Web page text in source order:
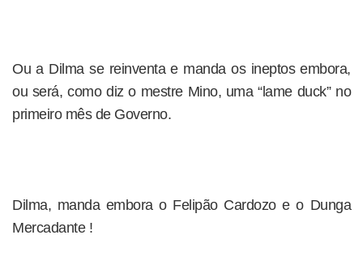
Ou a Dilma se reinventa e manda os ineptos embora,
ou será, como diz o mestre Mino, uma “lame duck” no
primeiro mês de Governo.
Dilma, manda embora o Felipão Cardozo e o Dunga
Mercadante !